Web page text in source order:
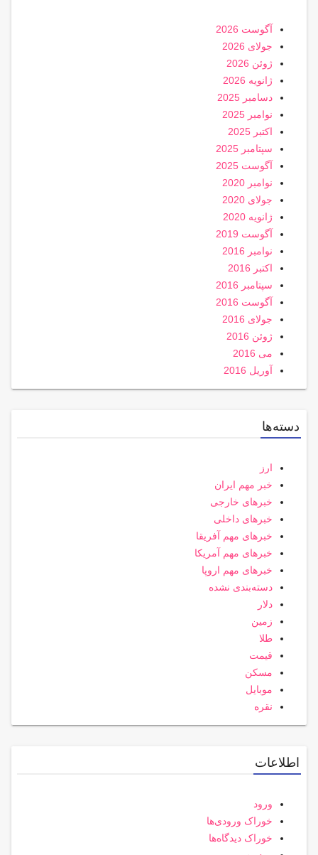
آگوست 2026
جولای 2026
ژوئن 2026
ژانویه 2026
دسامبر 2025
نوامبر 2025
اکتبر 2025
سپتامبر 2025
آگوست 2025
نوامبر 2020
جولای 2020
ژانویه 2020
آگوست 2019
نوامبر 2016
اکتبر 2016
سپتامبر 2016
آگوست 2016
جولای 2016
ژوئن 2016
می 2016
آوریل 2016
دسته‌ها
ارز
خبر مهم ایران
خبرهای خارجی
خبرهای داخلی
خبرهای مهم آفریقا
خبرهای مهم آمریکا
خبرهای مهم اروپا
دسته‌بندی نشده
دلار
زمین
طلا
قیمت
مسکن
موبایل
نقره
اطلاعات
ورود
خوراک ورودی‌ها
خوراک دیدگاه‌ها